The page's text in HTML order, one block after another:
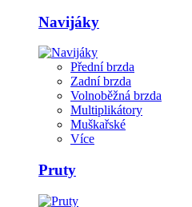
Navijáky
Přední brzda
Zadní brzda
Volnoběžná brzda
Multiplikátory
Muškařské
Více
Pruty